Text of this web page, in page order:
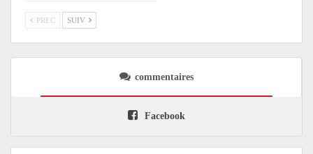
PREC SUIV
commentaires
Facebook